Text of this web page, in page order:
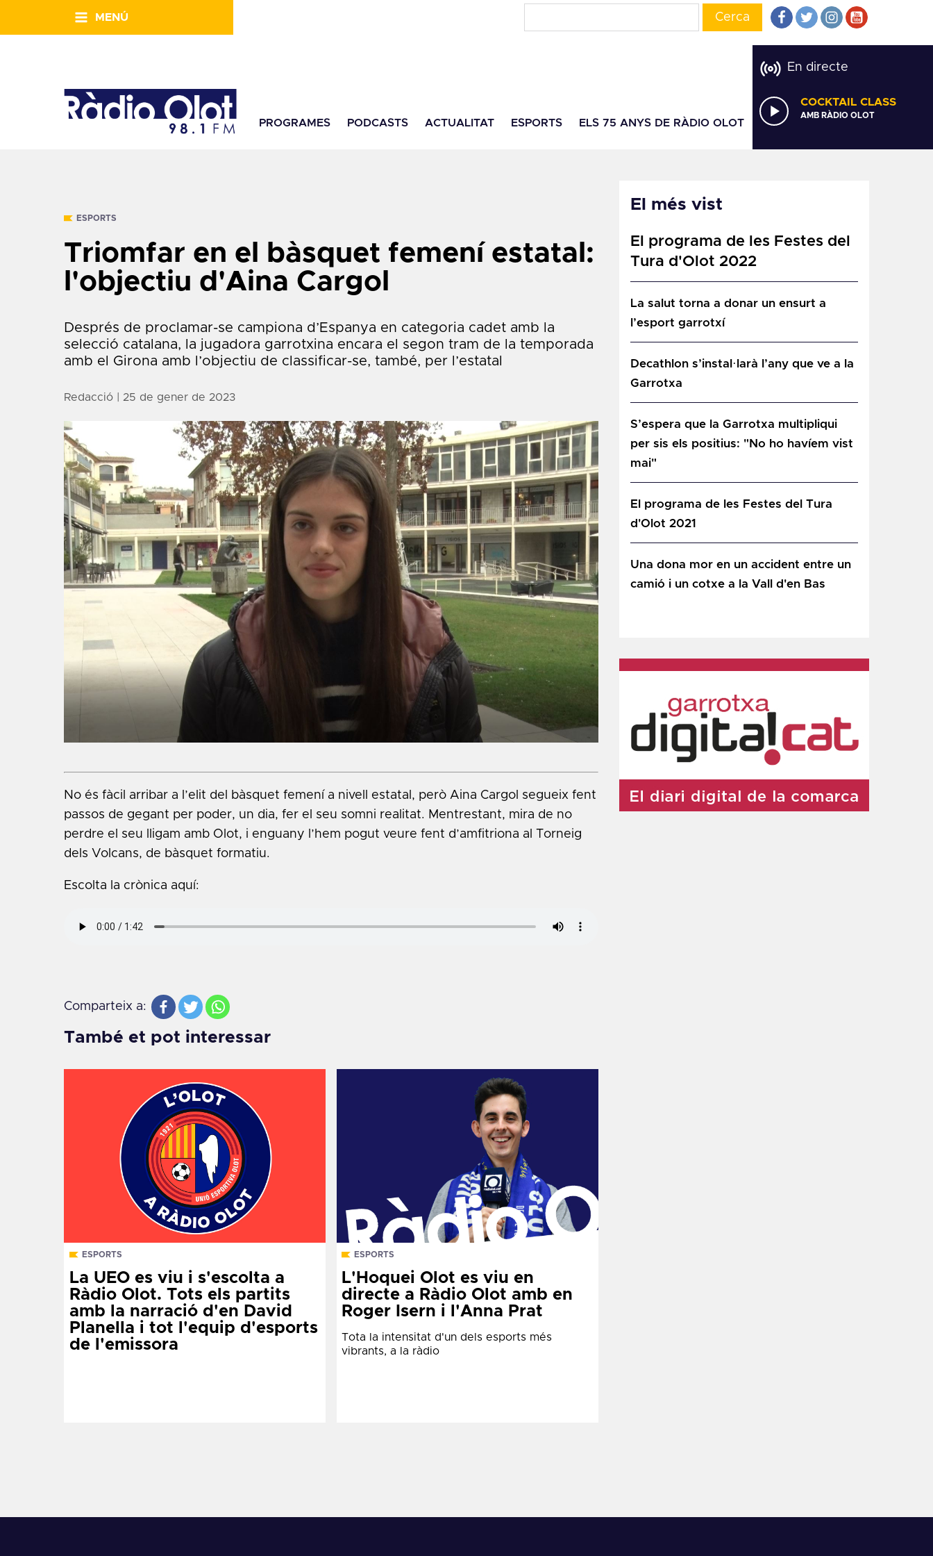
MENÚ
PROGRAMES PODCASTS ACTUALITAT ESPORTS ELS 75 ANYS DE RÀDIO OLOT
En directe
COCKTAIL CLASS
AMB RÀDIO OLOT
ESPORTS
Triomfar en el bàsquet femení estatal:
l'objectiu d'Aina Cargol
Després de proclamar-se campiona d’Espanya en categoria cadet amb la
selecció catalana, la jugadora garrotxina encara el segon tram de la temporada
amb el Girona amb l’objectiu de classificar-se, també, per l’estatal
Redacció | 25 de gener de 2023
No és fàcil arribar a l’elit del bàsquet femení a nivell estatal, però Aina Cargol segueix fent
passos de gegant per poder, un dia, fer el seu somni realitat. Mentrestant, mira de no
perdre el seu lligam amb Olot, i enguany l’hem pogut veure fent d’amfitriona al Torneig
dels Volcans, de bàsquet formatiu.
Escolta la crònica aquí:
Comparteix a:
També et pot interessar
ESPORTS
La UEO es viu i s'escolta a
Ràdio Olot. Tots els partits
amb la narració d'en David
Planella i tot l'equip d'esports
de l'emissora
ESPORTS
L'Hoquei Olot es viu en
directe a Ràdio Olot amb en
Roger Isern i l'Anna Prat
Tota la intensitat d'un dels esports més
vibrants, a la ràdio
El més vist
El programa de les Festes del
Tura d'Olot 2022
La salut torna a donar un ensurt a
l’esport garrotxí
Decathlon s’instal·larà l’any que ve a la
Garrotxa
S’espera que la Garrotxa multipliqui
per sis els positius: "No ho havíem vist
mai"
El programa de les Festes del Tura
d'Olot 2021
Una dona mor en un accident entre un
camió i un cotxe a la Vall d'en Bas